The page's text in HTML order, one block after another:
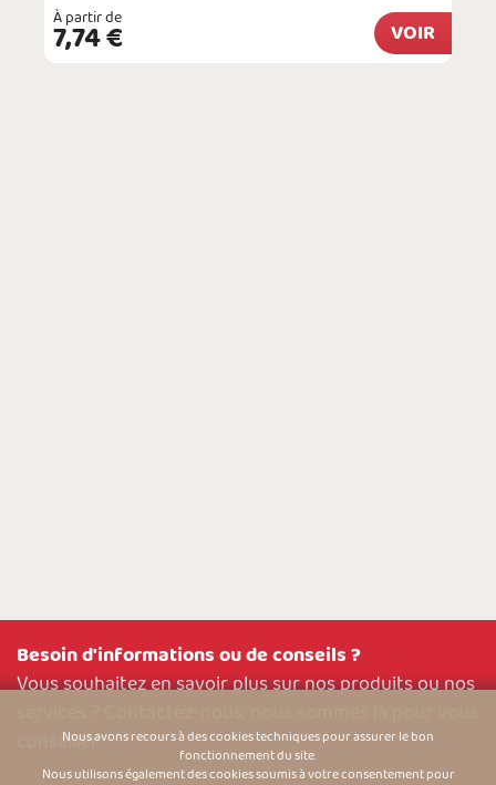
À partir de
7,74 € VOIR
Besoin d'informations ou de conseils ?
Vous souhaitez en savoir plus sur nos produits ou nos
conseiller
Nous avons recours à des cookies techniques pour assurer le bon
fonctionnement du site.
Nous utilisons également des cookies soumis à votre consentement pour